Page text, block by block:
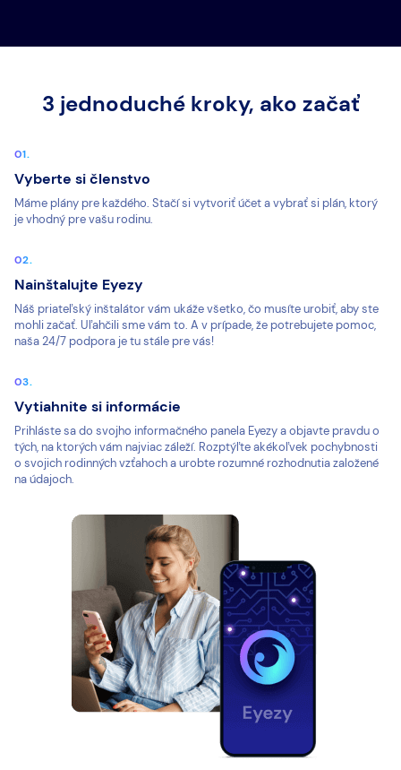
3 jednoduché kroky, ako začať
Vyberte si členstvo
Máme plány pre každého. Stačí si vytvoriť účet a vybrať si plán, ktorý
je vhodný pre vašu rodinu.
Nainštalujte Eyezy
Náš priateľský inštalátor vám ukáže všetko, čo musíte urobiť, aby ste
mohli začať. Uľahčili sme vám to. A v prípade, že potrebujete pomoc,
naša 24/7 podpora je tu stále pre vás!
Vytiahnite si informácie
Prihláste sa do svojho informačného panela Eyezy a objavte pravdu o
tých, na ktorých vám najviac záleží. Rozptýľte akékoľvek pochybnosti
o svojich rodinných vzťahoch a urobte rozumné rozhodnutia založené
na údajoch.